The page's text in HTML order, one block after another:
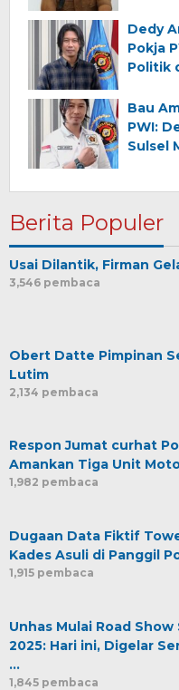
Dedy
Pokja
Politik
Bau
PWI:
Sulsel
Berita Populer
Usai Dilantik, Firman
3,546 pembaca
Obert Datte Pimpinan
Lutim
2,134 pembaca
Respon Jumat curhat
Amankan Tiga Unit
1,982 pembaca
Dugaan Data Fiktif
Kades Asuli di Panggil
1,915 pembaca
Unhas Mulai Road Show
2025: Hari ini, Digelar
…
1,845 pembaca